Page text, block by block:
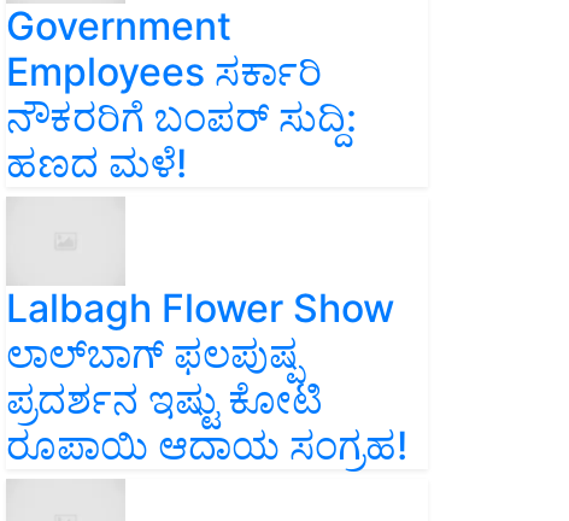
Government
Employees ಸರ್ಕಾರಿ
ನೌಕರರಿಗೆ ಬಂಪರ್‌ ಸುದ್ದಿ:
ಹಣದ ಮಳೆ!
Lalbagh Flower Show
ಲಾಲ್‌ಬಾಗ್ ಫಲಪುಷ್ಪ
ಪ್ರದರ್ಶನ ಇಷ್ಟು ಕೋಟಿ
ರೂಪಾಯಿ ಆದಾಯ ಸಂಗ್ರಹ!